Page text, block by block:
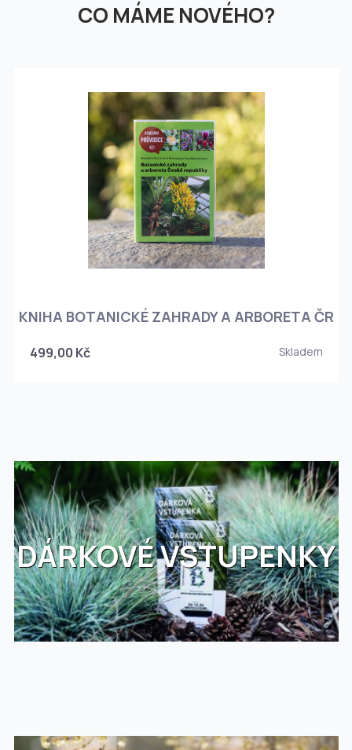
CO MÁME NOVÉHO?
KNIHA BOTANICKÉ ZAHRADY A ARBORETA ČR
499,00 Kč Skladem
DÁRKOVÉ VSTUPENKY